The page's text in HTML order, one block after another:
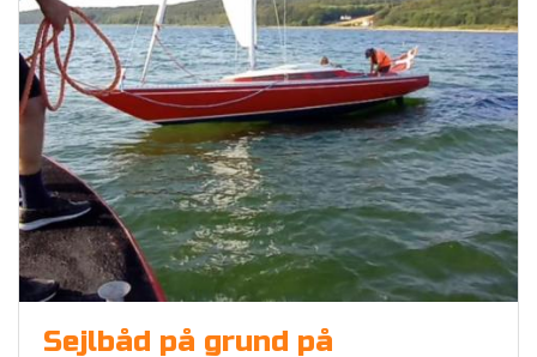
Sejlbåd på grund på